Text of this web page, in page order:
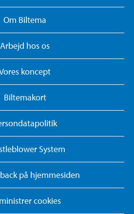
Om Biltema
Arbejd hos os
koncept
Biltemakort
System
på hjemmesiden
cookies